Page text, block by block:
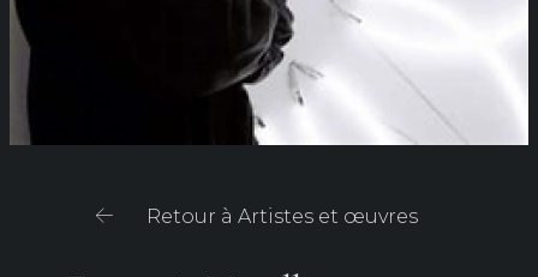
Retour à Artistes et œuvres